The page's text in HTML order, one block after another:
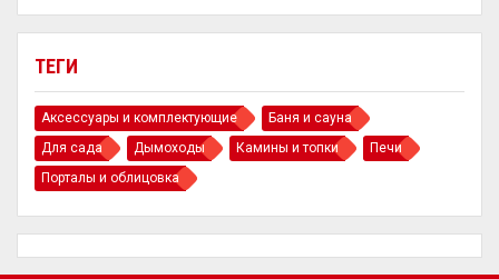
ТЕГИ
Аксессуары и комплектующие
Баня и сауна
Для сада
Дымоходы Камины и топки
Печи
Порталы и облицовка